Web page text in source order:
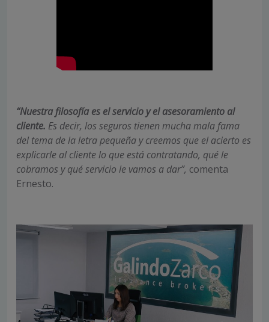
“Nuestra filosofía es el servicio y el asesoramiento al
cliente. Es decir, los seguros tienen mucha mala fama
del tema de la letra pequeña y creemos que el acierto es
explicarle al cliente lo que está contratando, qué le
cobramos y qué servicio le vamos a dar”, comenta
Ernesto.